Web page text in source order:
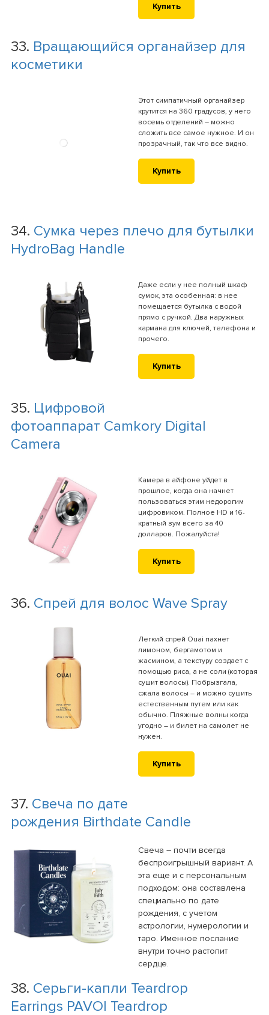
Купить
33. Вращающийся органайзер для
косметики
Этот симпатичный органайзер
крутится на 360 градусов, у него
восемь отделений – можно
сложить все самое нужное. И он
прозрачный, так что все видно.
Купить
34. Сумка через плечо для бутылки
HydroBag Handle
сумок, эта особенная: в нее
помещается бутылка с водой
прямо с ручкой. Два наружных
кармана для ключей, телефона и
прочего.
35. Цифровой
фотоаппарат Camkory Digital
Camera
прошлое, когда она начнет
пользоваться этим недорогим
цифровиком. Полное HD и 16-
кратный зум всего за 40
долларов. Пожалуйста!
36. Спрей для волос Wave Spray
лимоном, бергамотом и
жасмином, а текстуру создает с
помощью риса, а не соли (которая
сушит волосы). Побрызгала,
сжала волосы – и можно сушить
естественным путем или как
обычно. Пляжные волны когда
угодно – и билет на самолет не
нужен.
37. Свеча по дате
рождения Birthdate Candle
беспроигрышный вариант. А
эта еще и с персональным
подходом: она составлена
специально по дате
рождения, с учетом
астрологии, нумерологии и
таро. Именное послание
внутри точно растопит
сердце.
38. Серьги-капли Teardrop
Earrings PAVOI Teardrop